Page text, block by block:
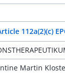
112a(2)(c)
Martin